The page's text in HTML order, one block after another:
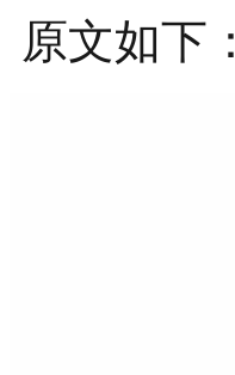
原文如下：